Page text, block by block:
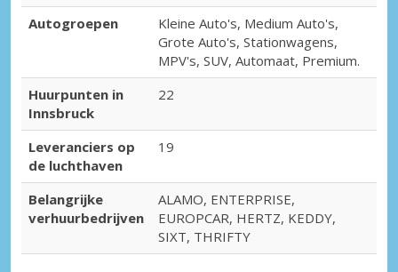
Autogroepen
Kleine Auto's, Medium Auto's,
Grote Auto's, Stationwagens,
MPV's, SUV, Automaat, Premium.
Huurpunten in
Innsbruck
22
Leveranciers op
de luchthaven
19
Belangrijke
verhuurbedrijven
ALAMO, ENTERPRISE,
EUROPCAR, HERTZ, KEDDY,
SIXT, THRIFTY